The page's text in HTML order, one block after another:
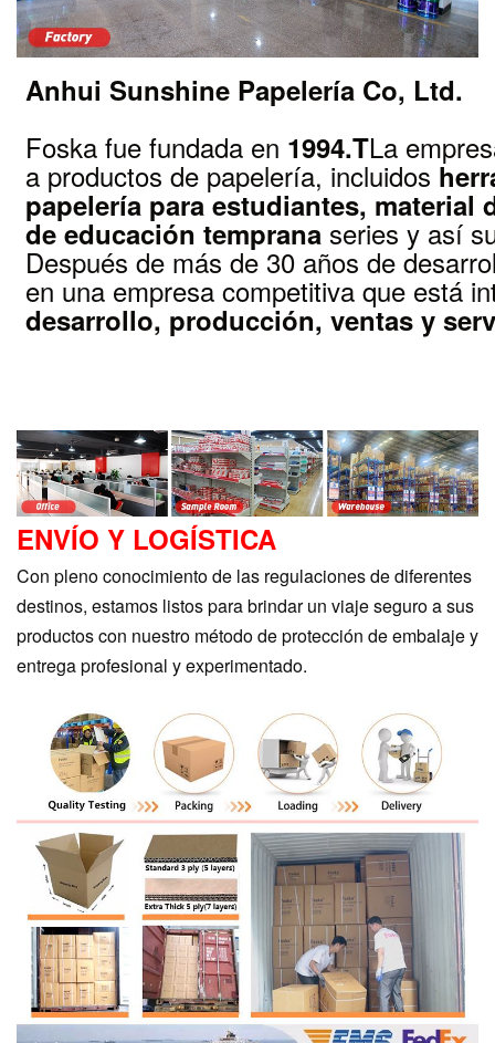
Anhui Sunshine Papelería Co, Ltd.
Foska fue fundada en 1994.TLa
a productos de papelería, incluidos
papelería para estudiantes,
de educación temprana series y así
Después de más de 30 años de
en una empresa competitiva que está
desarrollo, producción, ventas y
ENVÍO Y LOGÍSTICA
Con pleno conocimiento de las regulaciones de diferentes
destinos, estamos listos para brindar un viaje seguro a sus
productos con nuestro método de protección de embalaje y
entrega profesional y experimentado.